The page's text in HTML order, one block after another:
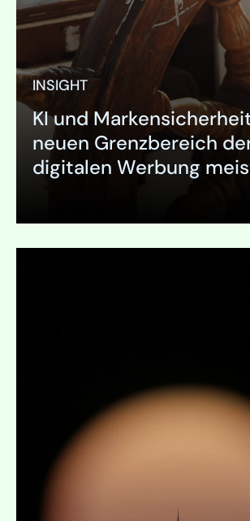
INSIGHT
KI und
neuen Grenzbereich
digitalen Werbung